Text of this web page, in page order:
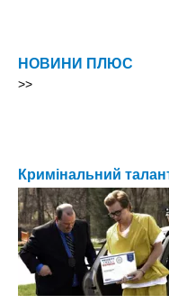
НОВИНИ ПЛЮС
>>
Кримінальний